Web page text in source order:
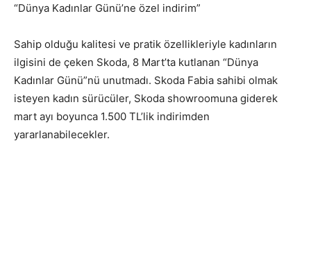
“Dünya Kadınlar Günü’ne özel indirim”
Sahip olduğu kalitesi ve pratik özellikleriyle kadınların
ilgisini de çeken Skoda, 8 Mart’ta kutlanan “Dünya
Kadınlar Günü”nü unutmadı. Skoda Fabia sahibi olmak
isteyen kadın sürücüler, Skoda showroomuna giderek
mart ayı boyunca 1.500 TL’lik indirimden
yararlanabilecekler.